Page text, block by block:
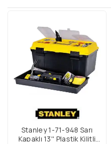
Stanley 1-71-948 Sarı
Kapaklı 13'' Plastik Kilitli